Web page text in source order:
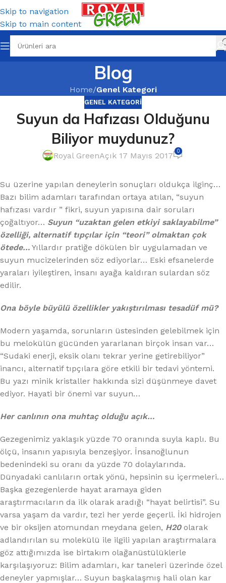
Skip to navigation
Skip to main content
Blog
Home/Genel Kategori
GENEL KATEGORI
Suyun da Hafızası Olduğunu
Biliyor muydunuz?
Royal GreenAçık 17 Mayıs 2017 0
Su üzerine yapılan deneylerin sonuçları oldukça ilginç…
Bazı bilim adamları tarafından ortaya atılan, “suyun
hafızası vardır ” fikri, suyun yapısına dair soruları
çoğaltıyor… Suyun “uzaktan gelen etkiyi saklayabilme”
özelliği, alternatif tıpçılar için “teori” olmaktan çok
ötede… Yıllardır pratiğe dökülen bir uygulamadan ve
suyun mucizelerinden söz ediyorlar… Eski efsanelerde
yaraları iyileştiren, insanı ayağa kaldıran sulardan söz
edilir.
Ona böyle büyülü özellikler yakıştırılması tesadüf mü?
Modern yaşamda, sorunların üstesinden gelebilmek için
bu melokülün gücünden yararlanan birçok insan var…
“Sudaki enerji, eksik olanı tekrar yerine getirebiliyor”
inancı, alternatif tıpçılara göre etkili bir tedavi yöntemi.
Bu yazı minik kristaller hakkında sizi düşünmeye davet
ediyor. Hayati bir önemi var suyun…
Her canlının ona muhtaç olduğu açık…
Gezegenimiz yaklaşık yüzde 70 oranında suyla kaplı. Bu
ölçü, insanın yapısıyla benzeşiyor. İnsanoğlunun
bedenindeki su oranı da yüzde 70 dolaylarında.
Dünyadaki canlıların ortak yönü, hepsinin su içermeleri…
Başka gezegenlerde hayat aramaya giden
araştırmacıların da ilk olarak aradığı “hayat belirtisi”. Su
varsa yaşam da vardır, tezi her yerde geçerli. İki hidrojen
ve bir oksijen atomundan meydana gelen, H20 olarak
adlandırılan su molekülü ile ilgili yapılan araştırmalara
göz attığımızda ise birtakım olağanüstülüklerle
karşılaşıyoruz: Bilim adamları, kar taneleri üzerinde özel
deneyler yapmışlar… Suyun başkalaşmış hali olan kar